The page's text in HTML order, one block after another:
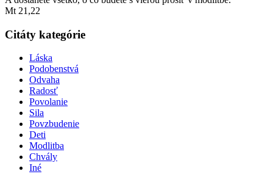
Mt 21,22
Citáty kategórie
Láska
Podobenstvá
Odvaha
Radosť
Povolanie
Sila
Povzbudenie
Deti
Modlitba
Chvály
Iné